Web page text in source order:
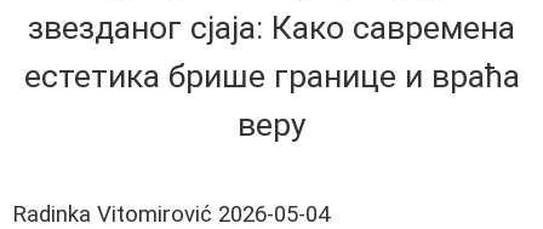
звезданог сјаја: Како савремена
естетика брише границе и враћа
веру
Radinka Vitomirović 2026-05-04